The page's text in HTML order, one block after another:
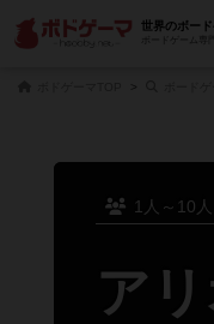
世界のボー
ボードゲーム専
1人～10人
ア